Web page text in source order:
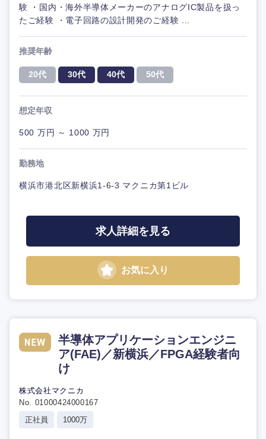
験 ・国内・海外半導体メーカーのアナログIC製品を扱っ
たご経験 ・電子回路の設計開発のご経験 ...
推奨年齢
20代 30代 40代 50代
想定年収
500 万円 ～ 1000 万円
勤務地
横浜市港北区新横浜1-6-3 マクニカ第1ビル
求人詳細を見る
お気に入り
半導体アプリケーションエンジニ
ア(FAE)／新横浜／FPGA経験者向
け
株式会社マクニカ
No. 01000424000167
正社員
1000万